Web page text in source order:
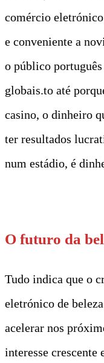
comércio
e conveniente a
o público
globais.to até
casino, o dinheiro
ter resultados
num estádio, é
O futuro da
Tudo indica que o
eletrónico de
acelerar nos
interesse crescente